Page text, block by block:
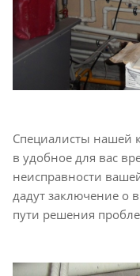
Специалисты нашей
в удобное для вас
неисправности
дадут заключение о
пути решения